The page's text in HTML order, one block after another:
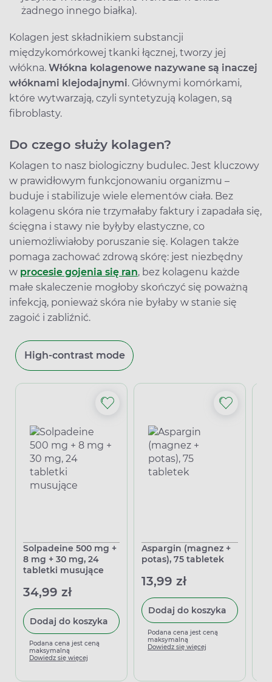
żadnego innego białka).
Kolagen jest składnikiem substancji
międzykomórkowej tkanki łącznej, tworzy jej
włókna. Włókna kolagenowe nazywane są inaczej
włóknami klejodajnymi. Głównymi komórkami,
które wytwarzają, czyli syntetyzują kolagen, są
fibroblasty.
Do czego służy kolagen?
Kolagen to nasz biologiczny budulec. Jest kluczowy
w prawidłowym funkcjonowaniu organizmu –
buduje i stabilizuje wiele elementów ciała. Bez
kolagenu skóra nie trzymałaby faktury i zapadała się,
ścięgna i stawy nie byłyby elastyczne, co
uniemożliwiałoby poruszanie się. Kolagen także
pomaga zachować zdrową skórę: jest niezbędny
w procesie gojenia się ran, bez kolagenu każde
małe skaleczenie mogłoby skończyć się poważną
infekcją, ponieważ skóra nie byłaby w stanie się
zagoić i zabliźnić.
High-contrast mode
Solpadeine 500 mg +
8 mg + 30 mg, 24
tabletki musujące
34,99 zł
Dodaj do koszyka
Podana cena jest ceną
maksymalną
Dowiedz się więcej
Aspargin (magnez +
potas), 75 tabletek
13,99 zł
Dodaj do koszyka
Podana cena jest ceną
maksymalną
Dowiedz się więcej